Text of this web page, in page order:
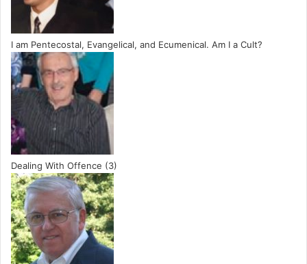
I am Pentecostal, Evangelical, and Ecumenical. Am I a Cult?
Dealing With Offence (3)